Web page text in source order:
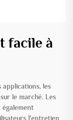
facile à
applications, les
le marché. Les
l'entretien